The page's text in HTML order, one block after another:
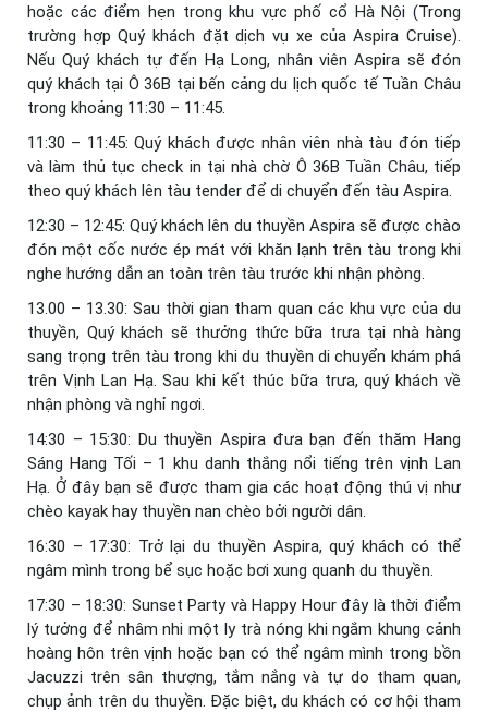
hoặc các điểm hẹn trong khu vực phố cổ Hà Nội (Trong
trường hợp Quý khách đặt dịch vụ xe của Aspira Cruise).
Nếu Quý khách tự đến Hạ Long, nhân viên Aspira sẽ đón
quý khách tại Ô 36B tại bến cảng du lịch quốc tế Tuần Châu
trong khoảng 11:30 – 11:45.
11:30 – 11:45: Quý khách được nhân viên nhà tàu đón tiếp
và làm thủ tục check in tại nhà chờ Ô 36B Tuần Châu, tiếp
theo quý khách lên tàu tender để di chuyển đến tàu Aspira.
12:30 – 12:45: Quý khách lên du thuyền Aspira sẽ được chào
đón một cốc nước ép mát với khăn lạnh trên tàu trong khi
nghe hướng dẫn an toàn trên tàu trước khi nhận phòng.
13.00 – 13.30: Sau thời gian tham quan các khu vực của du
thuyền, Quý khách sẽ thưởng thức bữa trưa tại nhà hàng
sang trọng trên tàu trong khi du thuyền di chuyển khám phá
trên Vịnh Lan Hạ. Sau khi kết thúc bữa trưa, quý khách về
nhận phòng và nghỉ ngơi.
14:30 – 15:30: Du thuyền Aspira đưa bạn đến thăm Hang
Sáng Hang Tối – 1 khu danh thắng nổi tiếng trên vịnh Lan
Hạ. Ở đây bạn sẽ được tham gia các hoạt động thú vị như
chèo kayak hay thuyền nan chèo bởi người dân.
16:30 – 17:30: Trở lại du thuyền Aspira, quý khách có thể
ngâm mình trong bể sục hoặc bơi xung quanh du thuyền.
17:30 – 18:30: Sunset Party và Happy Hour đây là thời điểm
lý tưởng để nhâm nhi một ly trà nóng khi ngắm khung cảnh
hoàng hôn trên vịnh hoặc bạn có thể ngâm mình trong bồn
Jacuzzi trên sân thượng, tắm nắng và tự do tham quan,
chụp ảnh trên du thuyền. Đặc biệt, du khách có cơ hội tham